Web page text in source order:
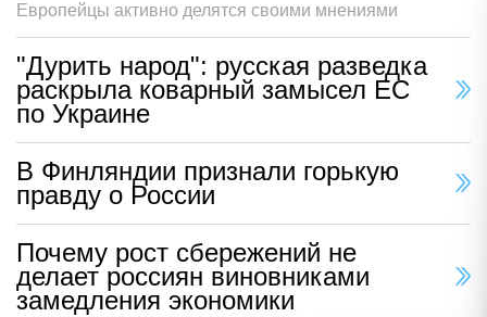
Европейцы активно делятся своими мнениями
"Дурить народ": русская разведка
раскрыла коварный замысел ЕС
по Украине
В Финляндии признали горькую
правду о России
Почему рост сбережений не
делает россиян виновниками
замедления экономики